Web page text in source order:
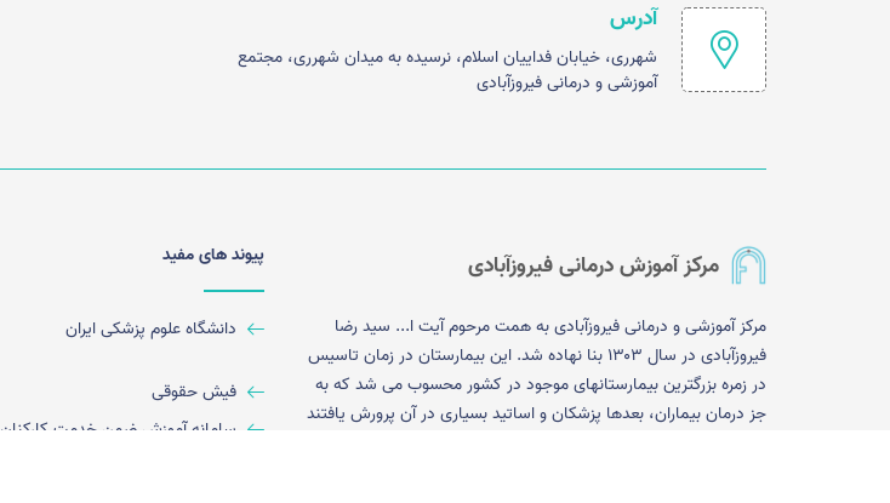
آدرس
شهرری، خیابان فداییان اسلام، نرسیده به میدان شهرری، مجتمع
آموزشی و درمانی فیروزآبادی
مرکز آموزش درمانی فیروزآبادی
مرکز آموزشی و درمانی فیروزآبادی به همت مرحوم آیت ا... سید رضا
فیروزآبادی در سال ۱۳۰۳ بنا نهاده شد. این بیمارستان در زمان تاسیس
در زمره بزرگترین بیمارستانهای موجود در کشور محسوب می شد که به
جز درمان بیماران، بعدها پزشکان و اساتید بسیاری در آن پرورش یافتند
پیوند های مفید
دانشگاه علوم پزشکی ایران
فیش حقوقی
سامانه آموزش ضمن خدمت کارکنان